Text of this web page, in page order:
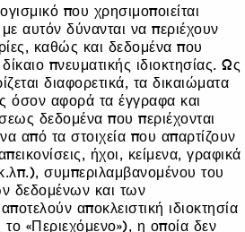
που χρησιμοποιείται
αυτόν δύνανται να περιέχουν
καθώς και δεδομένα που
πνευματικής ιδιοκτησίας. Ως
διαφορετικά, τα δικαιώματα
όσον αφορά τα έγγραφα και
δεδομένα που περιέχονται
από τα στοιχεία που απαρτίζουν
ήχοι, κείμενα, γραφικά
συμπεριλαμβανομένου του
δεδομένων και των
αποκλειστική ιδιοκτησία
«Περιεχόμενο»), η οποία δεν